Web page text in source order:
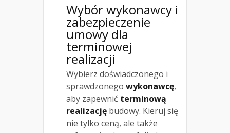
Wybór wykonawcy i
zabezpieczenie
umowy dla
terminowej
realizacji
Wybierz doświadczonego i
sprawdzonego wykonawcę,
aby zapewnić terminową
realizację budowy. Kieruj się
nie tylko ceną, ale także